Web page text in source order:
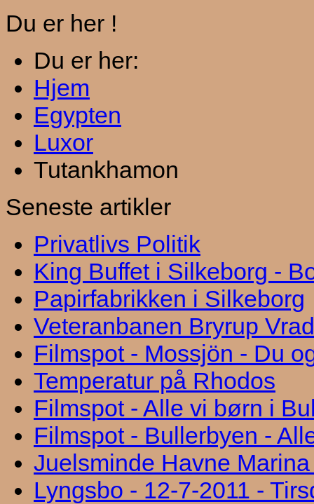
Du er her !
Du er her:
Hjem
Egypten
Luxor
Tutankhamon
Seneste artikler
Privatlivs Politik
King Buffet i Silkeborg -
Papirfabrikken i Silkeborg
Veteranbanen Bryrup
Filmspot - Mossjön - Du
Temperatur på Rhodos
Filmspot - Alle vi børn i
Filmspot - Bullerbyen -
Juelsminde Havne
Lyngsbo - 12-7-2011 -